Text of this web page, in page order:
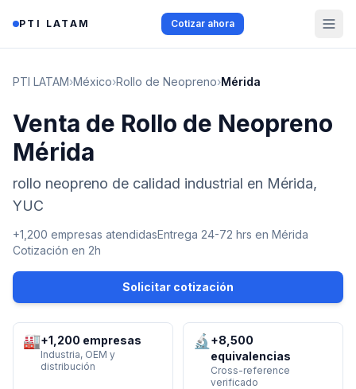
PTI LATAM Cotizar ahora
PTI LATAM›México›Rollo de Neopreno›Mérida
Venta de Rollo de Neopreno
Mérida
rollo neopreno de calidad industrial en Mérida,
YUC
+1,200 empresas atendidasEntrega 24-72 hrs en Mérida
Cotización en 2h
Solicitar cotización
🏭+1,200 empresas
Industria, OEM y
distribución
🔬 +8,500
equivalencias
Cross-reference
verificado